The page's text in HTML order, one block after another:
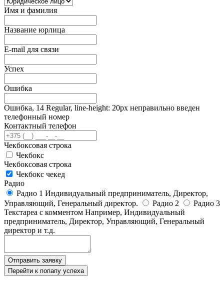
Имя и фамилия
Название юрлица
E-mail для связи
Успех
Ошибка
Ошибка, 14 Regular, line-height: 20px неправильно введен
телефонный номер
Контактный телефон
Чекбоксовая строка
Чекбокс
Чекбоксовая строка
Чекбокс чекед
Радио
Радио 1 Индивидуальный предприниматель, Директор,
Управляющий, Генеральный директор.
Радио 2
Радио 3
Текстареа с комментом Например, Индивидуальный
предприниматель, Директор, Управляющий, Генеральный
директор и т.д.
Отправить заявку
Перейти к попапу успеха